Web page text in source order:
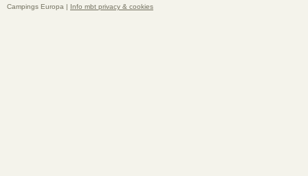
Campings Europa | Info mbt privacy & cookies